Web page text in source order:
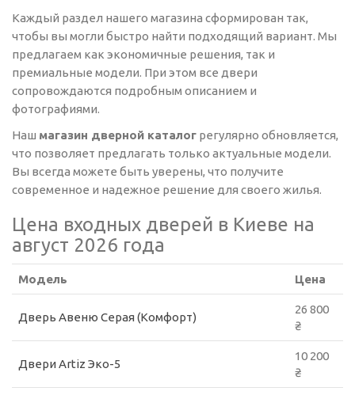
Каждый раздел нашего магазина сформирован так,
чтобы вы могли быстро найти подходящий вариант. Мы
предлагаем как экономичные решения, так и
премиальные модели. При этом все двери
сопровождаются подробным описанием и
фотографиями.
Наш магазин дверной каталог регулярно обновляется,
что позволяет предлагать только актуальные модели.
Вы всегда можете быть уверены, что получите
современное и надежное решение для своего жилья.
Цена входных дверей в Киеве на
август 2026 года
Модель Цена
Дверь Авеню Серая (Комфорт)
26 800
₴
Двери Artiz Эко-5
10 200
₴